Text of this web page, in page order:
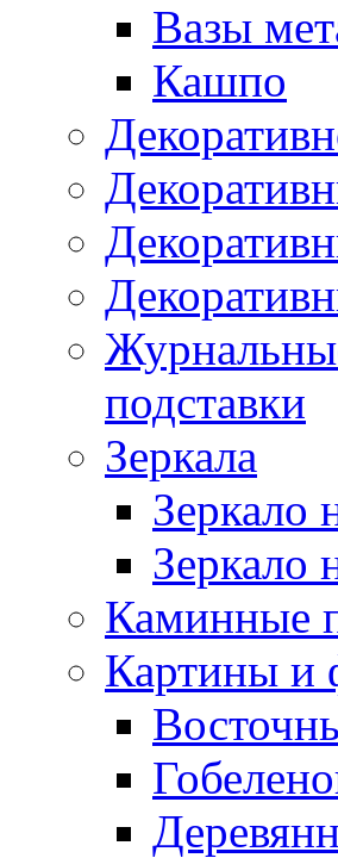
Вазы
Кашпо
подставки
Зеркала
Зеркало
Зеркало
Каминные
Картины и